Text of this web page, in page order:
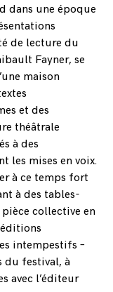
dans une époque
de lecture du
Fayner, se
maison
et des
théâtrale
à des
les mises en voix.
à ce temps fort
à des tables-
collective en
intempestifs –
du festival, à
avec l’éditeur